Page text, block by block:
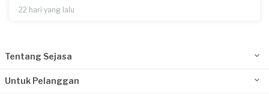
22 hari yang lalu
Tentang Sejasa
Untuk Pelanggan